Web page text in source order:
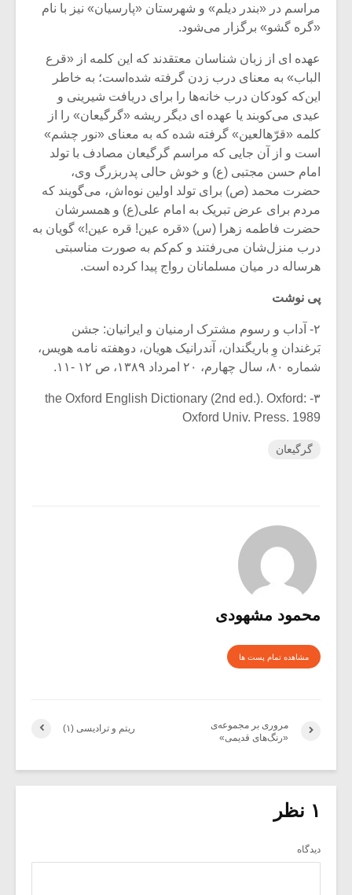
مراسم در «بندر دیلم» و شهرستان «پارسیان» نیز با نام
«گره ‌گشو» برگزار می‌شود.
عهده ای از زبان شناسان معتقدند که این کلمه از «قرع
الباب» به معنای درب ‌زدن گرفته شده‌است؛ به خاطر
این‌که کودکان درب خانه‌ها را برای دریافت شیرینی و
عیدی می‌کوبند یا عهده ای دیگر ریشه «گرگیعان» را از
کلمه «قرّهالعین» گرفته شده که به معنای «نور چشم»
است و از آن جایی که مراسم گرگیعان مصادف با تولد
امام حسن مجتبی (ع) و خوش ‌حالی پدربزرگ وی،
حضرت محمد (ص) برای تولد اولین نوه‌اش، می‌گویند که
مردم برای عرض تبریک به امام علی(ع) و همسرشان
حضرت فاطمه زهرا (س) «قره عین! قره عین!» گویان به
درب منزل‌شان می‌رفتند و کم‌کم به صورت مناسبتی
هرساله در میان مسلمانان رواج پیدا کرده است.
پی نوشت
۲- آداب و رسوم مشترک ارمنیان و ایرانیان: جشن
بَرغندان وِ باریگندان، آندرانیک هویان، دوهفته نامه هویس،
شماره ۸۰، سال چهارم، ۲۰ امرداد ۱۳۸۹، ص ۱۲ -۱۱.
۳- the Oxford English Dictionary (2nd ed.). Oxford:
Oxford Univ. Press. 1989
گرگیعان
محمود مشهودی
مشاهده تمام پست ها
ریتم و ترادیسی (۱)
مروری بر مجموعه‌ی
«رنگ‌های قدیمی»
۱ نظر
دیدگاه